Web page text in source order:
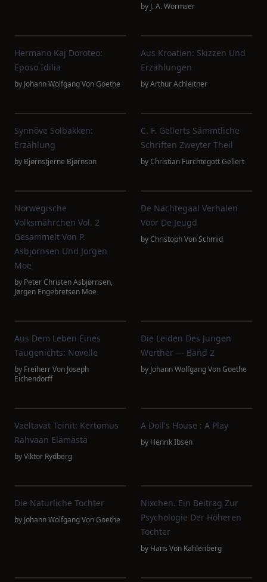
by J. A. Wormser
Hermano Kaj Doroteo:
Eposo Idilia
by Johann Wolfgang Von Goethe
Aus Kroatien: Skizzen Und
Erzählungen
byArthur Achleitner
Synnöve Solbakken:
Erzählung
by Bjørnstjerne Bjørnson
C. F. Gellerts Sämmtliche
Schriften Zweyter Theil
byChristian Fürchtegott Gellert
Norwegische
Volksmährchen Vol. 2
Gesammelt Von P.
Asbjörnsen Und Jörgen
Moe
by Peter Christen Asbjørnsen,
Jørgen Engebretsen Moe
De Nachtegaal Verhalen
Voor De Jeugd
byChristoph Von Schmid
Aus Dem Leben Eines
Taugenichts: Novelle
by Freiherr Von Joseph
Eichendorff
Die Leiden Des Jungen
Werther — Band 2
by Johann Wolfgang Von Goethe
Vaeltavat Teinit: Kertomus
Rahvaan Elämästä
byViktor Rydberg
A Doll's House : A Play
by Henrik Ibsen
Die Natürliche Tochter
by Johann Wolfgang Von Goethe
Nixchen. Ein Beitrag Zur
Psychologie Der Höheren
Tochter
by Hans Von Kahlenberg